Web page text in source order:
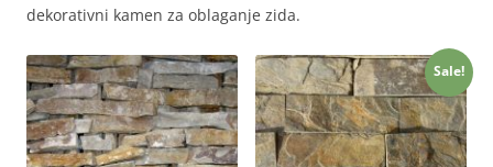
dekorativni kamen za oblaganje zida.
Sale!